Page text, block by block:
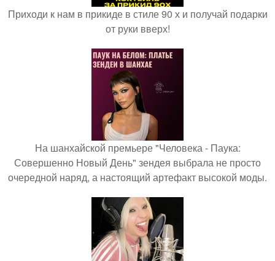
Приходи к нам в прикиде в стиле 90 х и получай подарки
от руки вверх!
На шанхайской премьере "Человека - Паука:
Совершенно Новый День" зендея выбрала не просто
очередной наряд, а настоящий артефакт высокой моды.